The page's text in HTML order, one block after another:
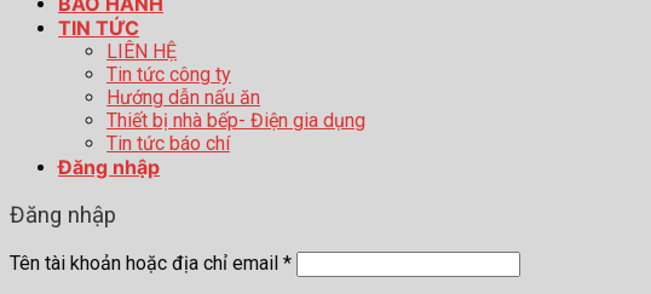
TIN TỨC
LIÊN HỆ
Tin tức công ty
Hướng dẫn nấu ăn
Thiết bị nhà bếp- Điện gia dụng
Tin tức báo chí
Đăng nhập
Đăng nhập
Tên tài khoản hoặc địa chỉ email *